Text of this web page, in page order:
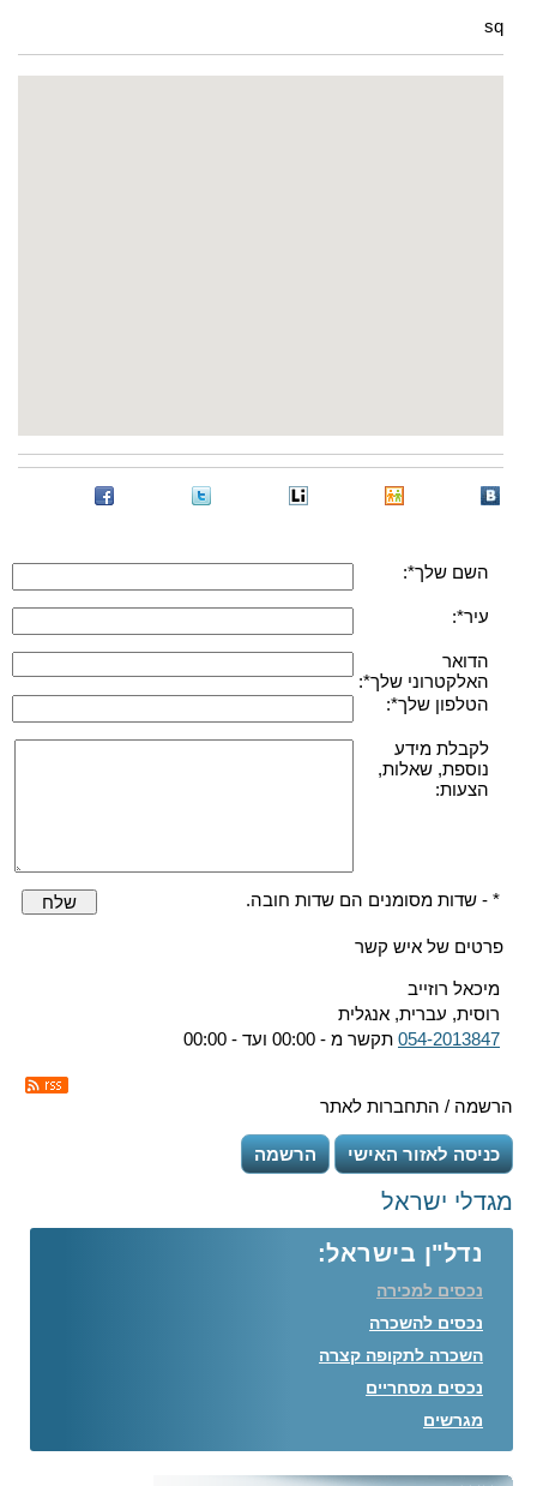
sq
השם שלך*:
עיר*:
הדואר
האלקטרוני שלך*:
הטלפון שלך*:
לקבלת מידע
נוספת, שאלות,
הצעות:
* - שדות מסומנים הם שדות חובה. שלח
פרטים של איש קשר
מיכאל רוזייב
רוסית, עברית, אנגלית
054-2013847 תקשר מ - 00:00 ועד - 00:00
הרשמה / התחברות לאתר
כניסה לאזור האישי הרשמה
מגדלי ישראל
נדל"ן בישראל:
נכסים למכירה
נכסים להשכרה
השכרה לתקופה קצרה
נכסים מסחריים
מגרשים